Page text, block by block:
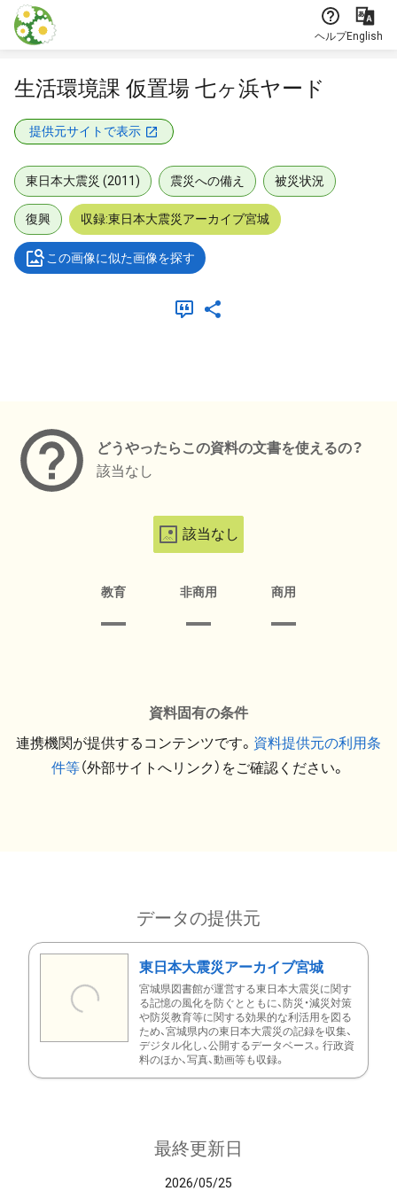
本文に飛ぶ
ヘルプEnglish
生活環境課 仮置場 七ヶ浜ヤード
提供元サイトで表示
東日本大震災 (2011) 震災への備え 被災状況
復興 収録:東日本大震災アーカイブ宮城
この画像に似た画像を探す
どうやったらこの資料の文書を使えるの？
該当なし
該当なし
教育 非商用 商用
資料固有の条件
連携機関が提供するコンテンツです。 資料提供元の利用条
件等（外部サイトへリンク）をご確認ください。
データの提供元
東日本大震災アーカイブ宮城
宮城県図書館が運営する東日本大震災に関す
る記憶の風化を防ぐとともに、防災・減災対策
や防災教育等に関する効果的な利活用を図る
ため、宮城県内の東日本大震災の記録を収集、
デジタル化し、公開するデータベース。行政資
料のほか、写真、動画等も収録。
最終更新日
2026/05/25